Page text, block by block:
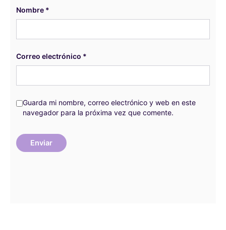
Nombre *
Correo electrónico *
Guarda mi nombre, correo electrónico y web en este
navegador para la próxima vez que comente.